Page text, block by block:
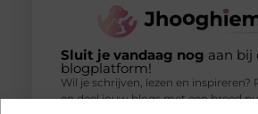
Sluit je vandaag nog aan bij
blogplatform!
Wil je schrijven, lezen en inspireren?
en deel jouw blogs met een breed